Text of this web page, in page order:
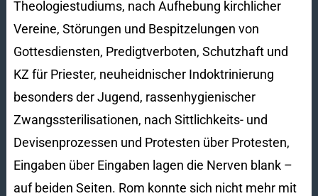
Theologiestudiums, nach Aufhebung kirchlicher
Vereine, Störungen und Bespitzelungen von
Gottesdiensten, Pre­digt­ver­boten, Schutzhaft und
KZ für Priester, neuheidnischer Indoktrinierung
besonders der Ju­gend, rassenhygienischer
Zwangssterilisationen, nach Sittlichkeits- und
Devisenprozessen und Protesten über Protesten,
Eingaben über Eingaben lagen die Nerven blank –
auf beiden Seiten. Rom konnte sich nicht mehr mit